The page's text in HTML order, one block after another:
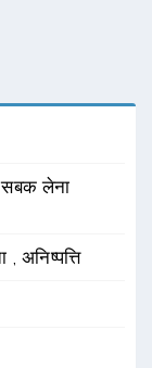
लेना
, अनिष्पत्ति